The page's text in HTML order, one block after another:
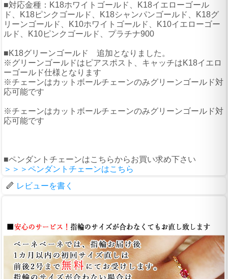
■対応金種：K18ホワイトゴールド、K18イエローゴール
ド、K18ピンクゴールド、K18シャンパンゴールド、K18グ
リーンゴールド、K10ホワイトゴールド、K10イエローゴー
ルド、K10ピンクゴールド、プラチナ900
■K18グリーンゴールド 追加となりました。
※グリーンゴールドはピアスポスト、キャッチはK18イエロ
ーゴールド仕様となります
※チェーンはカットボールチェーンのみグリーンゴールド対
応可能です
※チェーンはカットボールチェーンのみグリーンゴールド対
応可能です
■ペンダントチェーンはこちらからお買い求め下さい
＞＞＞ペンダントチェーンはこちら
レビューを書く